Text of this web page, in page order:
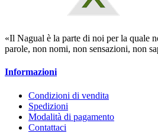
«Il Nagual è la parte di noi per la quale
parole, non nomi, non sensazioni, non
Informazioni
Condizioni di vendita
Spedizioni
Modalità di pagamento
Contattaci